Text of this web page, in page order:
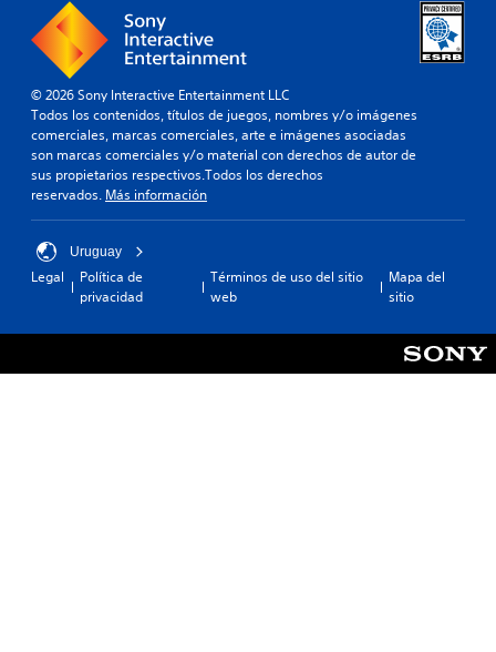
© 2026 Sony Interactive Entertainment LLC
Todos los contenidos, títulos de juegos, nombres y/o imágenes
comerciales, marcas comerciales, arte e imágenes asociadas
son marcas comerciales y/o material con derechos de autor de
sus propietarios respectivos.Todos los derechos
reservados. Más información
Uruguay
Legal
Política de
privacidad
Términos de uso del sitio
web
Mapa del
sitio